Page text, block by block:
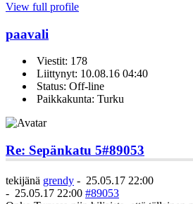
View full profile
paavali
Viestit: 178
Liittynyt: 10.08.16 04:40
Status: Off-line
Paikkakunta: Turku
Re: Sepänkatu 5#89053
tekijänä grendy - 25.05.17 22:00
- 25.05.17 22:00 #89053